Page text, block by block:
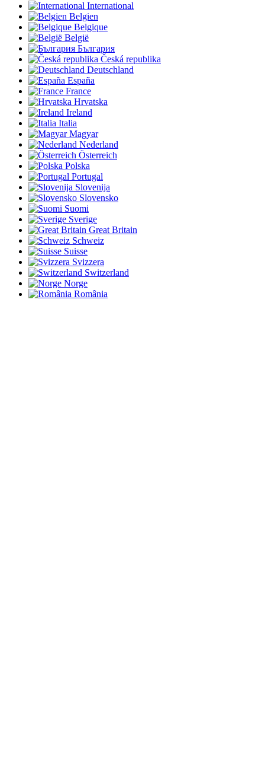
International
Belgien
Belgique
België
България
Česká republika
Deutschland
España
France
Hrvatska
Ireland
Italia
Magyar
Nederland
Österreich
Polska
Portugal
Slovenija
Slovensko
Suomi
Sverige
Great Britain
Schweiz
Suisse
Svizzera
Switzerland
Norge
România